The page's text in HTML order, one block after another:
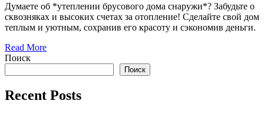
Думаете об *утеплении брусового дома снаружи*? Забудьте о
сквозняках и высоких счетах за отопление! Сделайте свой дом
теплым и уютным, сохранив его красоту и сэкономив деньги.
Read More
Поиск
Поиск
Recent Posts